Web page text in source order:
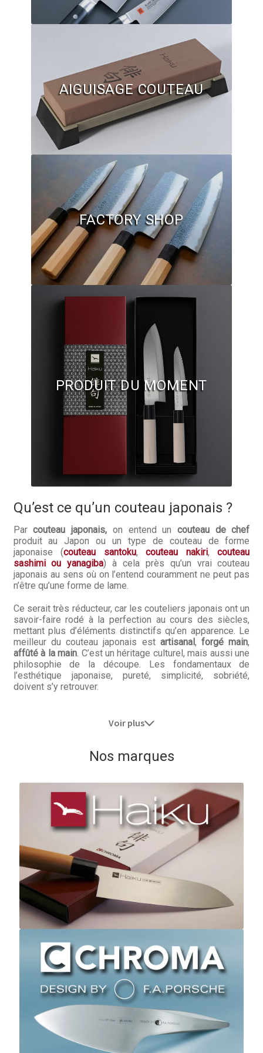
Mentions légales
Mon Compte
Partenaires
Politique de confidentialité
Politique en matière de remboursements et de retours
Questions / Réponses
Revue de presse
Téléchargements
Thank you for booking
Trouver mon magasin
AIGUISAGE COUTEAU
FACTORY SHOP
PRODUIT DU MOMENT
Qu’est ce qu’un couteau japonais ?
Parcouteau japonais, on entend un couteau de chef
produit au Japon ou un type de couteau de forme
japonaise (couteau santoku,couteau nakiri,couteau
sashimi ou yanagiba) à cela près qu’un vrai couteau
japonais au sens où on l’entend couramment ne peut pas
n’être qu’une forme de lame.
Ce serait très réducteur, car les couteliers japonais ont un
savoir-faire rodé à la perfection au cours des siècles,
mettant plus d’éléments distinctifs qu’en apparence. Le
meilleur du couteau japonais est artisanal ,forgé main,
affûté à la main. C’est un héritage culturel, mais aussi une
philosophie de la découpe. Les fondamentaux de
l’esthétique japonaise, pureté, simplicité, sobriété,
doivent s’y retrouver.
Voir plus
Nos marques